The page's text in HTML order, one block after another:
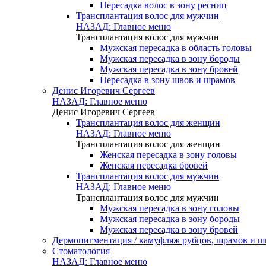
Пересадка волос в зону ресниц
Трансплантация волос для мужчин
НАЗАД: Главное меню
Трансплантация волос для мужчин
Мужская пересадка в область головы
Мужская пересадка в зону бороды
Мужская пересадка в зону бровей
Пересадка в зону швов и шрамов
Денис Игоревич Сергеев
НАЗАД: Главное меню
Денис Игоревич Сергеев
Трансплантация волос для женщин
НАЗАД: Главное меню
Трансплантация волос для женщин
Женская пересадка в зону головы
Женская пересадка бровей
Трансплантация волос для мужчин
НАЗАД: Главное меню
Трансплантация волос для мужчин
Мужская пересадка в зону головы
Мужская пересадка в зону бороды
Мужская пересадка в зону бровей
Дермопигментация / камуфляж рубцов, шрамов и
Стоматология
НАЗАД: Главное меню